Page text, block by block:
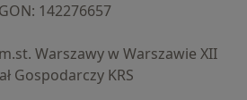
⁠142276657
Warszawy w Warszawie XII
Gospodarczy KRS